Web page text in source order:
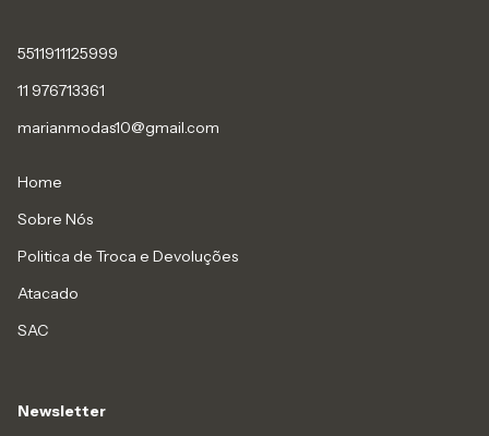
5511911125999
11 976713361
marianmodas10@gmail.com
Home
Sobre Nós
Politica de Troca e Devoluções
Atacado
SAC
Newsletter